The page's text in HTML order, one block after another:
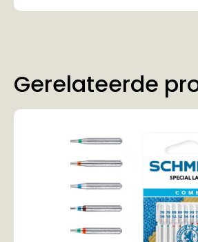
Gerelateerde